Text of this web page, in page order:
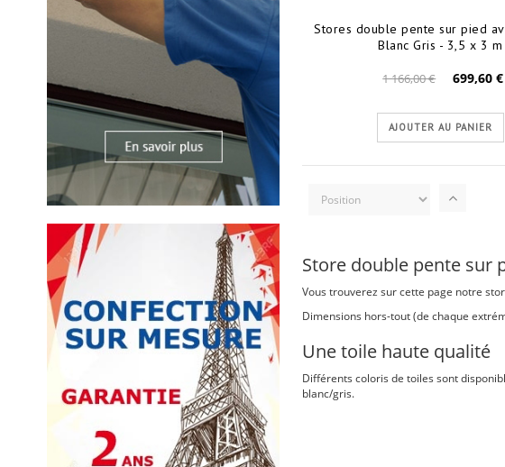
Stores double pente sur pied
Blanc Gris - 3,5 x 3 m
1 166,00 € 699,60 €
AJOUTER AU PANIER
Par
Store double pente sur
Vous trouverez sur cette page notre
Dimensions hors-tout (de chaque
Une toile haute qualité
Différents coloris de toiles sont
blanc/gris.